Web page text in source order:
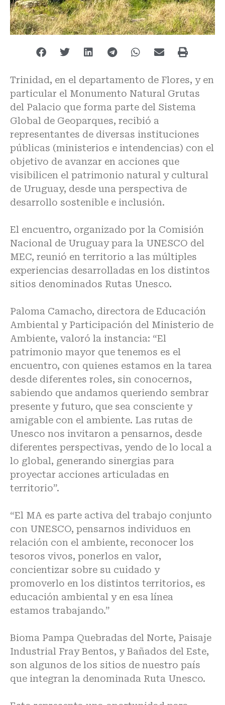
Trinidad, en el departamento de Flores, y en
particular el Monumento Natural Grutas
del Palacio que forma parte del Sistema
Global de Geoparques, recibió a
representantes de diversas instituciones
públicas (ministerios e intendencias) con el
objetivo de avanzar en acciones que
visibilicen el patrimonio natural y cultural
de Uruguay, desde una perspectiva de
desarrollo sostenible e inclusión.
El encuentro, organizado por la Comisión
Nacional de Uruguay para la UNESCO del
MEC, reunió en territorio a las múltiples
experiencias desarrolladas en los distintos
sitios denominados Rutas Unesco.
Paloma Camacho, directora de Educación
Ambiental y Participación del Ministerio de
Ambiente, valoró la instancia: “El
patrimonio mayor que tenemos es el
encuentro, con quienes estamos en la tarea
desde diferentes roles, sin conocernos,
sabiendo que andamos queriendo sembrar
presente y futuro, que sea consciente y
amigable con el ambiente. Las rutas de
Unesco nos invitaron a pensarnos, desde
diferentes perspectivas, yendo de lo local a
lo global, generando sinergias para
proyectar acciones articuladas en
territorio”.
“El MA es parte activa del trabajo conjunto
con UNESCO, pensarnos individuos en
relación con el ambiente, reconocer los
tesoros vivos, ponerlos en valor,
concientizar sobre su cuidado y
promoverlo en los distintos territorios, es
educación ambiental y en esa línea
estamos trabajando.”
Bioma Pampa Quebradas del Norte, Paisaje
Industrial Fray Bentos, y Bañados del Este,
son algunos de los sitios de nuestro país
que integran la denominada Ruta Unesco.